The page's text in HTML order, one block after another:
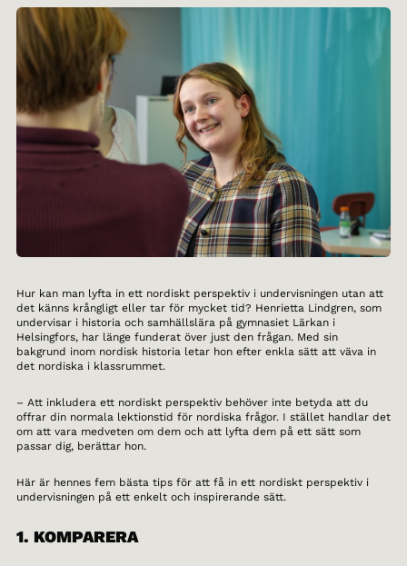
Hur kan man lyfta in ett nordiskt perspektiv i undervisningen utan att
det känns krångligt eller tar för mycket tid? Henrietta Lindgren, som
undervisar i historia och samhällslära på gymnasiet Lärkan i
Helsingfors, har länge funderat över just den frågan. Med sin
bakgrund inom nordisk historia letar hon efter enkla sätt att väva in
det nordiska i klassrummet.
– Att inkludera ett nordiskt perspektiv behöver inte betyda att du
offrar din normala lektionstid för nordiska frågor. I stället handlar det
om att vara medveten om dem och att lyfta dem på ett sätt som
passar dig, berättar hon.
Här är hennes fem bästa tips för att få in ett nordiskt perspektiv i
undervisningen på ett enkelt och inspirerande sätt.
1. KOMPARERA